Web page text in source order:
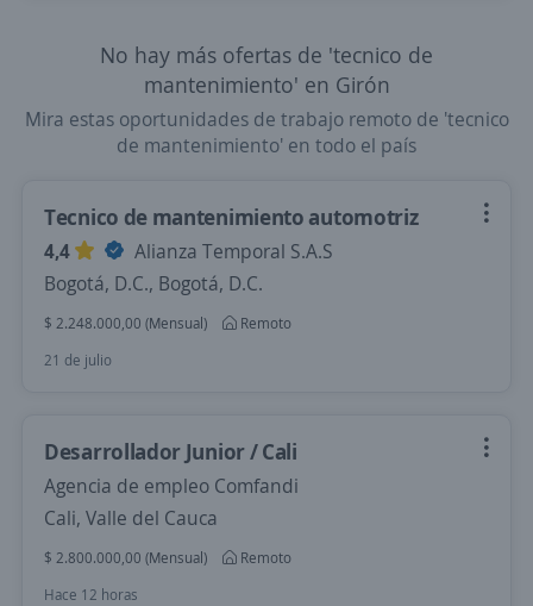
No hay más ofertas de 'tecnico de
mantenimiento' en Girón
Mira estas oportunidades de trabajo remoto de 'tecnico
de mantenimiento' en todo el país
Tecnico de mantenimiento automotriz
4,4
Alianza Temporal S.A.S
Bogotá, D.C., Bogotá, D.C.
$ 2.248.000,00 (Mensual)
Remoto
21 de julio
Desarrollador Junior / Cali
Agencia de empleo Comfandi
Cali, Valle del Cauca
$ 2.800.000,00 (Mensual)
Remoto
Hace 12 horas